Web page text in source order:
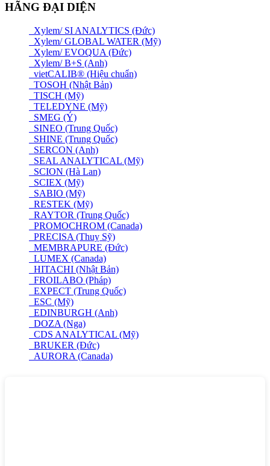
HÃNG ĐẠI DIỆN
Xylem/ SI ANALYTICS (Đức)
Xylem/ GLOBAL WATER (Mỹ)
Xylem/ EVOQUA (Đức)
Xylem/ B+S (Anh)
vietCALIB® (Hiệu chuẩn)
TOSOH (Nhật Bản)
TISCH (Mỹ)
TELEDYNE (Mỹ)
SMEG (Ý)
SINEO (Trung Quốc)
SHINE (Trung Quốc)
SERCON (Anh)
SEAL ANALYTICAL (Mỹ)
SCION (Hà Lan)
SCIEX (Mỹ)
SABIO (Mỹ)
RESTEK (Mỹ)
RAYTOR (Trung Quốc)
PROMOCHROM (Canada)
PRECISA (Thuỵ Sỹ)
MEMBRAPURE (Đức)
LUMEX (Canada)
HITACHI (Nhật Bản)
FROILABO (Pháp)
EXPECT (Trung Quốc)
ESC (Mỹ)
EDINBURGH (Anh)
DOZA (Nga)
CDS ANALYTICAL (Mỹ)
BRUKER (Đức)
AURORA (Canada)